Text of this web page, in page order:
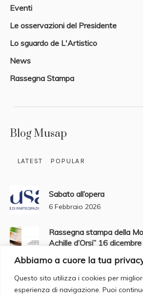
Abbiamo a cuore la tua
Questo sito utilizza i cookies per
esperienza di navigazione. Puoi
Eventi
Le osservazioni del Presidente
Lo sguardo de L'Artistico
News
Rassegna Stampa
Blog Musap
LATEST POPULAR
Sabato all’opera
6 Febbraio 2026
Rassegna stampa della
Achille d’Orsi” 16
Buone feste da MUSAP